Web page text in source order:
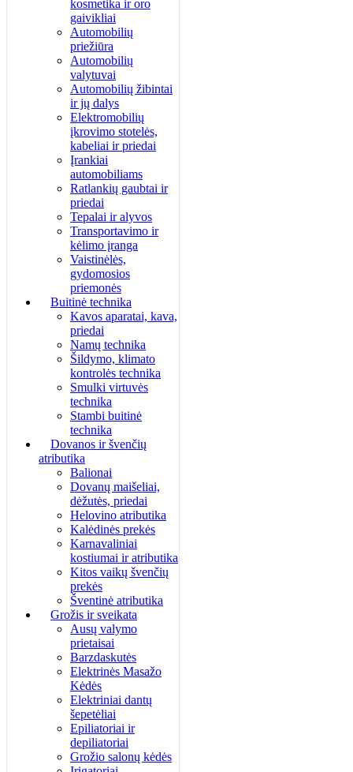
kosmetika ir oro
gaivikliai
Automobilių
priežiūra
Automobilių
valytuvai
Automobilių žibintai
ir jų dalys
Elektromobilių
įkrovimo stotelės,
kabeliai ir priedai
Įrankiai
automobiliams
Ratlankių gaubtai ir
priedai
Tepalai ir alyvos
Transportavimo ir
kėlimo įranga
Vaistinėlės,
gydomosios
priemonės
Buitinė technika
Kavos aparatai, kava,
priedai
Namų technika
Šildymo, klimato
kontrolės technika
Smulki virtuvės
technika
Stambi buitinė
technika
Dovanos ir švenčių
atributika
Balionai
Dovanų maišeliai,
dėžutės, priedai
Helovino atributika
Kalėdinės prekės
Karnavaliniai
kostiumai ir atributika
Kitos vaikų švenčių
prekės
Šventinė atributika
Grožis ir sveikata
Ausų valymo
prietaisai
Barzdaskutės
Elektrinės Masažo
Kėdės
Elektriniai dantų
šepetėliai
Epiliatoriai ir
depiliatoriai
Grožio salonų kėdės